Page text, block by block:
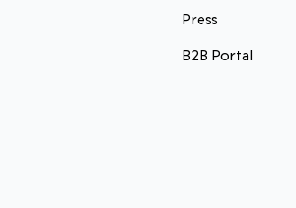
Press
B2B Portal